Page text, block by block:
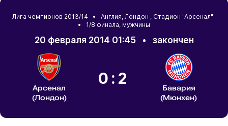
Лига чемпионов 2013/14 • Англия, Лондон , Стадион "Арсенал"
• 1/8 финала, мужчины
20 февраля 2014 01:45• закончен
Арсенал
(Лондон)
0:2
Бавария
(Мюнхен)